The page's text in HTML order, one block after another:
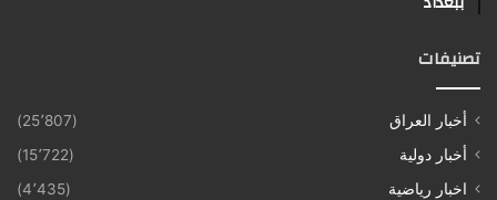
تصنيفات
أخبار العراق
(25٬807)
أخبار دولية
(15٬722)
اخبار رياضية
(4٬435)